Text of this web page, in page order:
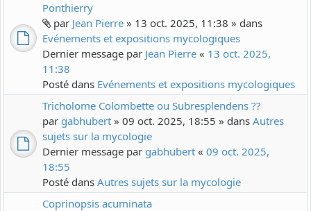
Ponthierry
par Jean Pierre » 13 oct. 2025, 11:38 » dans
Evénements et expositions mycologiques
Dernier message par Jean Pierre « 13 oct. 2025,
11:38
Posté dans Evénements et expositions mycologiques
Tricholome Colombette ou Subresplendens ??
par gabhubert » 09 oct. 2025, 18:55 » dans Autres
sujets sur la mycologie
Dernier message par gabhubert « 09 oct. 2025,
18:55
Posté dans Autres sujets sur la mycologie
Coprinopsis acuminata